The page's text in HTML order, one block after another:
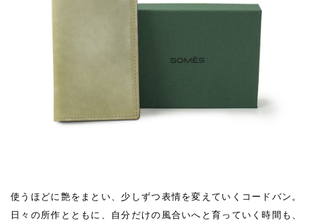
使うほどに艶をまとい、少しずつ表情を変えていくコードバン。
日々の所作とともに、自分だけの風合いへと育っていく時間も、